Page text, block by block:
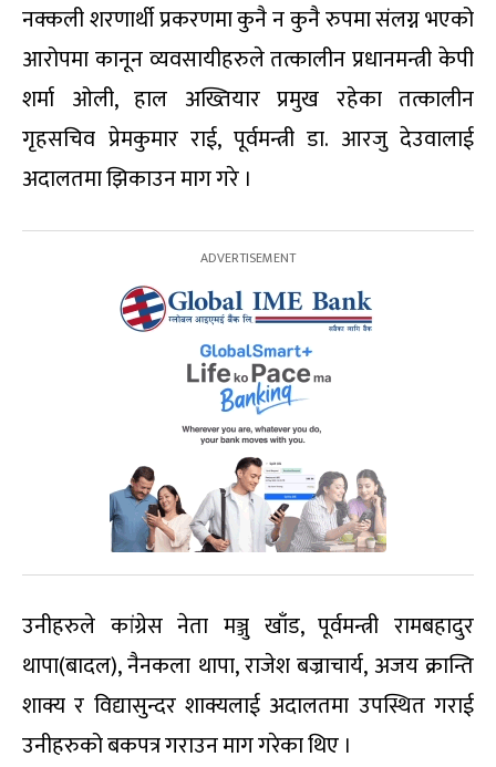
नक्कली शरणार्थी प्रकरणमा कुनै न कुनै रुपमा संलग्न भएको
आरोपमा कानून व्यवसायीहरुले तत्कालीन प्रधानमन्त्री केपी
शर्मा ओली, हाल अख्तियार प्रमुख रहेका तत्कालीन
गृहसचिव प्रेमकुमार राई, पूर्वमन्त्री डा. आरजु देउवालाई
अदालतमा झिकाउन माग गरे ।
उनीहरुले कांग्रेस नेता मञ्जु खाँड, पूर्वमन्त्री रामबहादुर
थापा(बादल), नैनकला थापा, राजेश बज्राचार्य, अजय क्रान्ति
शाक्य र विद्यासुन्दर शाक्यलाई अदालतमा उपस्थित गराई
उनीहरुको बकपत्र गराउन माग गरेका थिए ।